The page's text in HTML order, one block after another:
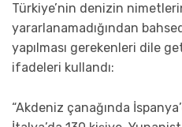
Türkiye’nin denizin
yararlanamadığından
yapılması gerekenleri dile
ifadeleri kullandı:
“Akdeniz çanağında